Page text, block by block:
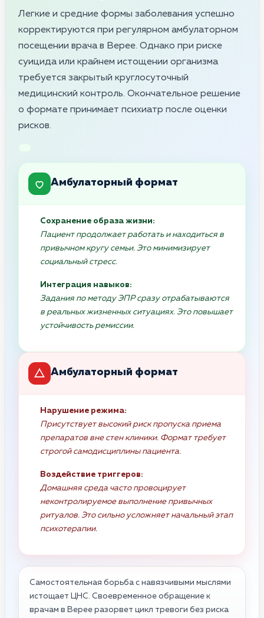
Легкие и средние формы заболевания успешно
корректируются при регулярном амбулаторном
посещении врача в Верее. Однако при риске
суицида или крайнем истощении организма
требуется закрытый круглосуточный
медицинский контроль. Окончательное решение
о формате принимает психиатр после оценки
рисков.
Амбулаторный формат
Сохранение образа жизни:
Пациент продолжает работать и находиться в
привычном кругу семьи. Это минимизирует
социальный стресс.
Интеграция навыков:
Задания по методу ЭПР сразу отрабатываются
в реальных жизненных ситуациях. Это повышает
устойчивость ремиссии.
Амбулаторный формат
Нарушение режима:
Присутствует высокий риск пропуска приема
препаратов вне стен клиники. Формат требует
строгой самодисциплины пациента.
Воздействие триггеров:
Домашняя среда часто провоцирует
неконтролируемое выполнение привычных
ритуалов. Это сильно усложняет начальный этап
психотерапии.
Самостоятельная борьба с навязчивыми мыслями
истощает ЦНС. Своевременное обращение к
врачам в Верее разорвет цикл тревоги без риска